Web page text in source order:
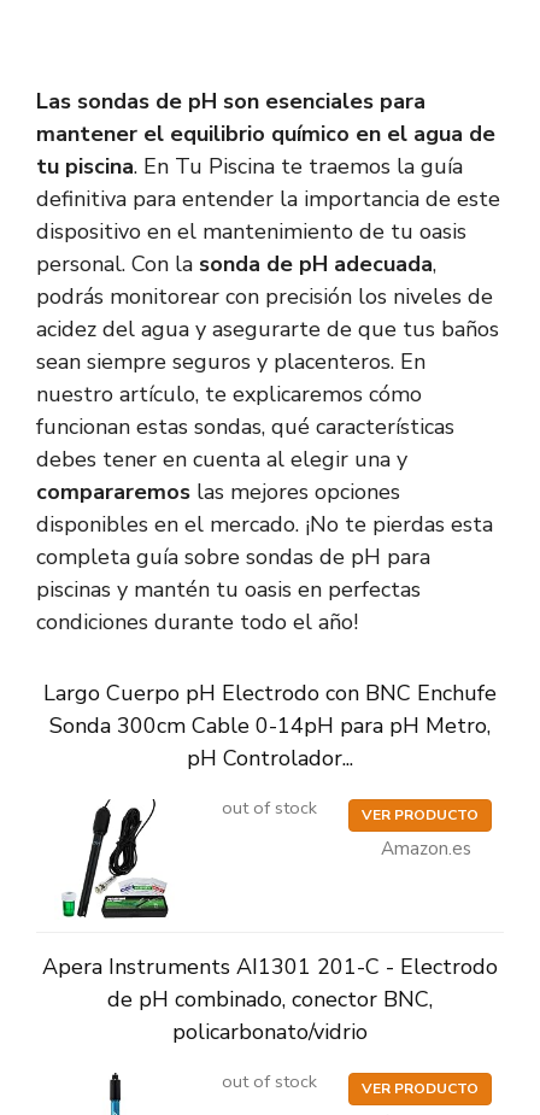
Las sondas de pH son esenciales para
mantener el equilibrio químico en el agua de
tu piscina. En Tu Piscina te traemos la guía
definitiva para entender la importancia de este
dispositivo en el mantenimiento de tu oasis
personal. Con la sonda de pH adecuada,
podrás monitorear con precisión los niveles de
acidez del agua y asegurarte de que tus baños
sean siempre seguros y placenteros. En
nuestro artículo, te explicaremos cómo
funcionan estas sondas, qué características
debes tener en cuenta al elegir una y
compararemos las mejores opciones
disponibles en el mercado. ¡No te pierdas esta
completa guía sobre sondas de pH para
piscinas y mantén tu oasis en perfectas
condiciones durante todo el año!
Largo Cuerpo pH Electrodo con BNC Enchufe
Sonda 300cm Cable 0-14pH para pH Metro,
pH Controlador...
out of stock VER PRODUCTO
Amazon.es
Apera Instruments AI1301 201-C - Electrodo
de pH combinado, conector BNC,
policarbonato/vidrio
out of stock VER PRODUCTO